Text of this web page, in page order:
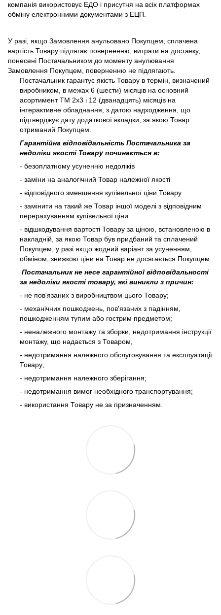
компанія використовує ЕДО і присутня на всіх платформах
обміну електронними документами з ЕЦП.
У разі, якщо Замовлення анульовано Покупцем, сплачена
вартість Товару підлягає поверненню, витрати на доставку,
понесені Постачальником до моменту анулювання
Замовлення Покупцем, поверненню не підлягають.
Постачальник гарантує якість Товару в термін, визначений
виробником, в межах 6 (шести) місяців на основний
асортимент ТМ 2х3 і 12 (дванадцять) місяців на
інтерактивне обладнання, з датою надходження, що
підтверджує дату додаткової вкладки, за якою Товар
отриманий Покупцем.
Гарантійна відповідальність Постачальника за
недоліки якості Товару починається в:
- безоплатному усуненню недоліків
- заміни на аналогічний Товар належної якості
- відповідного зменшення купівельної ціни Товару
- замінити на такий же Товар іншої моделі з відповідним
перерахуванням купівельної ціни
- відшкодування вартості Товару за ціною, встановленою в
накладній, за якою Товар був придбаний та сплачений
Покупцем, у разі якщо жодний варіант за усуненням,
обміном, знижкою ціни на Товар не досягається Покупцем.
Постачальник не несе гарантійної відповідальності
за недоліки якості товару, які виникли з причин:
- не пов'язаних з виробництвом цього Товару;
- механічних пошкоджень, пов'язаних з падінням,
пошкодженням тупим або гострим предметом;
- неналежного монтажу та зборки, недотримання інструкції
монтажу, що надається з Товаром,
- недотримання належного обслуговування та експлуатації
Товару;
- недотримання належного зберігання;
- недотримання вимог необхідного транспортування;
- використання Товару не за призначенням.